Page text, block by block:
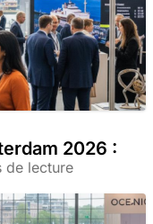
2026 :
de lecture